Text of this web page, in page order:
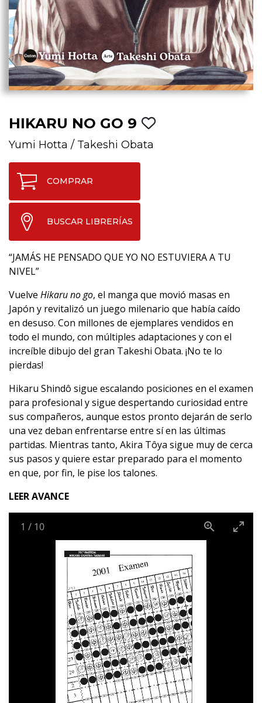
HIKARU NO GO 9
Yumi Hotta / Takeshi Obata
COMPRAR
BUSCAR LIBRERÍAS
“JAMÁS HE PENSADO QUE YO NO ESTUVIERA A TU
NIVEL”
Vuelve Hikaru no go, el manga que movió masas en
Japón y revitalizó un juego milenario que había caído
en desuso. Con millones de ejemplares vendidos en
todo el mundo, con múltiples adaptaciones y con el
increíble dibujo del gran Takeshi Obata. ¡No te lo
pierdas!
Hikaru Shindô sigue escalando posiciones en el examen
para profesional y sigue despertando curiosidad entre
sus compañeros, aunque estos pronto dejarán de serlo
una vez deban enfrentarse entre sí en las últimas
partidas. Mientras tanto, Akira Tôya sigue muy de cerca
sus pasos y quiere estar preparado para el momento
en que, por fin, le pise los talones.
LEER AVANCE
1 / 10